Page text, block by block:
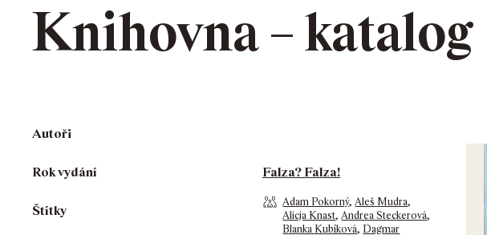
Knihovna – katalog
Autoři
Rok vydání
Štítky
Falza? Falza!
Adam Pokorný,Aleš Mudra,
Alicja Knast,Andrea Steckerová,
Blanka Kubíková, Dagmar